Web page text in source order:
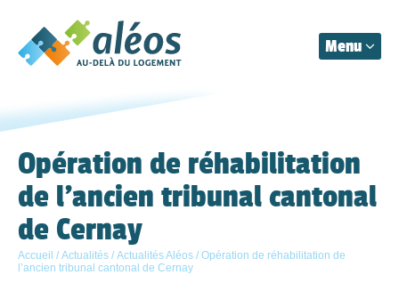
Menu
Aléos
Organisation
Prestations
Actualités
Contact
Opération de réhabilitation
de l’ancien tribunal cantonal
de Cernay
Accueil / Actualités / Actualités Aléos / Opération de réhabilitation de
l’ancien tribunal cantonal de Cernay